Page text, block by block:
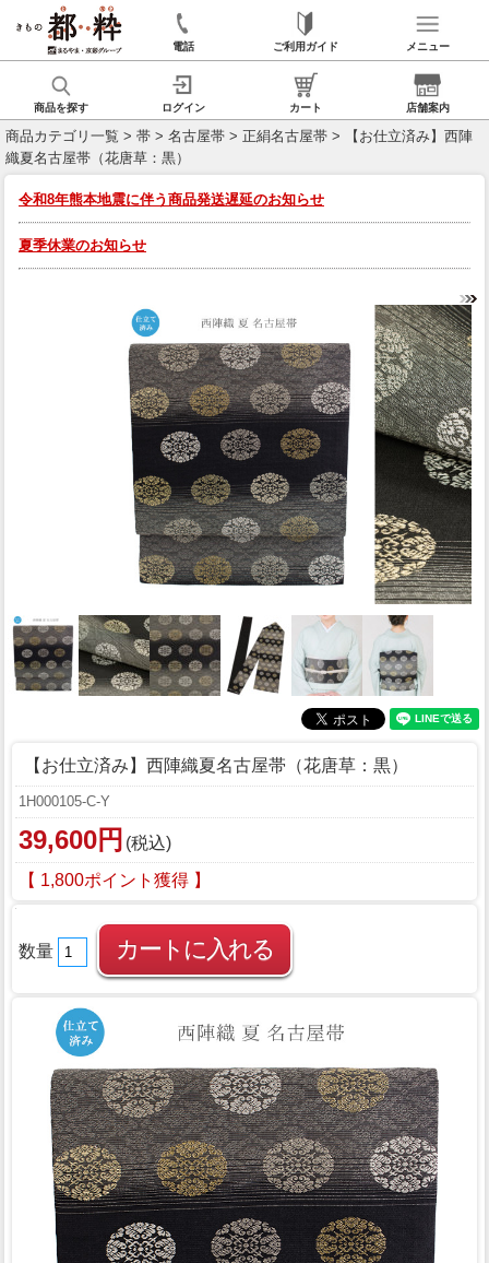
電話 ご利用ガイド メニュー
商品を探す ログイン カート 店舗案内
商品カテゴリ一覧 > 帯 > 名古屋帯 > 正絹名古屋帯 > 【お仕立済み】西陣
織夏名古屋帯（花唐草：黒）
令和8年熊本地震に伴う商品発送遅延のお知らせ
夏季休業のお知らせ
【お仕立済み】西陣織夏名古屋帯（花唐草：黒）
1H000105-C-Y
39,600円 (税込)
【 1,800ポイント獲得 】
数量